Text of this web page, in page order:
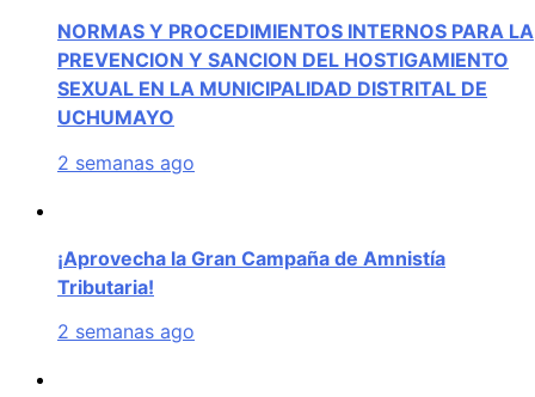
NORMAS Y PROCEDIMIENTOS INTERNOS PARA LA
PREVENCION Y SANCION DEL HOSTIGAMIENTO
SEXUAL EN LA MUNICIPALIDAD DISTRITAL DE
UCHUMAYO
2 semanas ago
¡Aprovecha la Gran Campaña de Amnistía
Tributaria!
2 semanas ago